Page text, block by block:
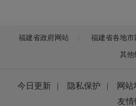
福建省政府网站 福建省各地市
其他
今日更新 隐私保护 网站
友情